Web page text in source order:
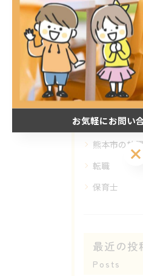
カテゴリ
全てのカテ
正社員
パート
熊本市の放
転職
保育士
最近の投
Posts
お気軽にお問い
お気軽にお問い